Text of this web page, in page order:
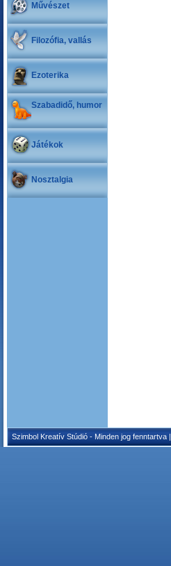
Művészet
Filozófia, vallás
Ezoterika
Szabadidő, humor
Játékok
Nosztalgia
Szimbol Kreatív Stúdió - Minden jog fenntartva |